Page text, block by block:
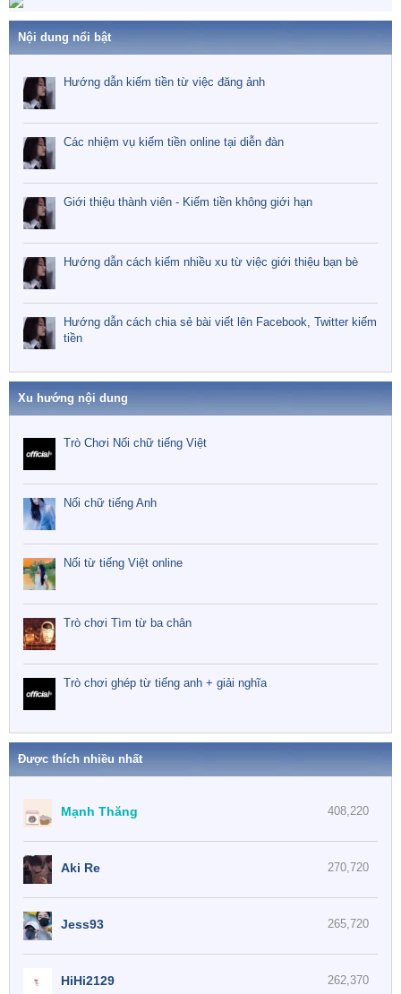
Nội dung nổi bật
Hướng dẫn kiếm tiền từ việc đăng ảnh
Các nhiệm vụ kiếm tiền online tại diễn đàn
Giới thiệu thành viên - Kiếm tiền không giới hạn
Hướng dẫn cách kiếm nhiều xu từ việc giới thiệu bạn bè
Hướng dẫn cách chia sẻ bài viết lên Facebook, Twitter kiếm
tiền
Xu hướng nội dung
Trò Chơi Nối chữ tiếng Việt
Nối chữ tiếng Anh
Nối từ tiếng Việt online
Trò chơi Tìm từ ba chân
Trò chơi ghép từ tiếng anh + giải nghĩa
Được thích nhiều nhất
408,220
Mạnh Thăng
270,720
Aki Re
265,720
Jess93
262,370
HiHi2129